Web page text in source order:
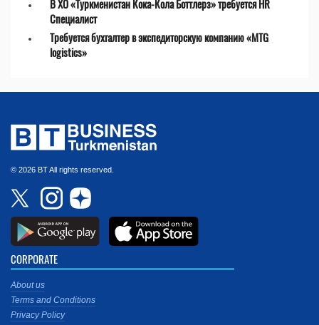
В ХО «Туркменистан Кока-Кола Боттлерз» требуется HR
Специалист
Требуется бухгалтер в экспедиторскую компанию «MTG
logistics»
© 2026 BT All rights reserved.
CORPORATE
About us
Terms and Conditions
Privacy Policy